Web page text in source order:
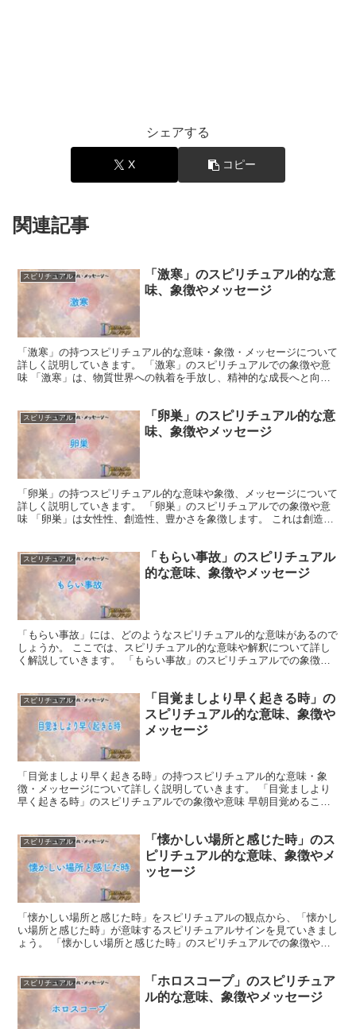
シェアする
X コピー
関連記事
スピリチュアル
「激寒」のスピリチュアル的な意
味、象徴やメッセージ
「激寒」の持つスピリチュアル的な意味・象徴・メッセージについて
詳しく説明していきます。 「激寒」のスピリチュアルでの象徴や意
味 「激寒」は、物質世界への執着を手放し、精神的な成長へと向か
スピリチュアル
「卵巣」のスピリチュアル的な意
味、象徴やメッセージ
「卵巣」の持つスピリチュアル的な意味や象徴、メッセージについて
詳しく説明していきます。 「卵巣」のスピリチュアルでの象徴や意
味 「卵巣」は女性性、創造性、豊かさを象徴します。 これは創造的
スピリチュアル
「もらい事故」のスピリチュアル
的な意味、象徴やメッセージ
「もらい事故」には、どのようなスピリチュアル的な意味があるので
しょうか。 ここでは、スピリチュアル的な意味や解釈について詳し
く解説していきます。 「もらい事故」のスピリチュアルでの象徴や
スピリチュアル
「目覚ましより早く起きる時」の
スピリチュアル的な意味、象徴や
メッセージ
「目覚ましより早く起きる時」の持つスピリチュアル的な意味・象
徴・メッセージについて詳しく説明していきます。 「目覚ましより
早く起きる時」のスピリチュアルでの象徴や意味 早朝目覚めること
スピリチュアル
「懐かしい場所と感じた時」のス
ピリチュアル的な意味、象徴やメ
ッセージ
「懐かしい場所と感じた時」をスピリチュアルの観点から、「懐かし
い場所と感じた時」が意味するスピリチュアルサインを見ていきまし
ょう。 「懐かしい場所と感じた時」のスピリチュアルでの象徴や意
スピリチュアル
「ホロスコープ」のスピリチュア
ル的な意味、象徴やメッセージ